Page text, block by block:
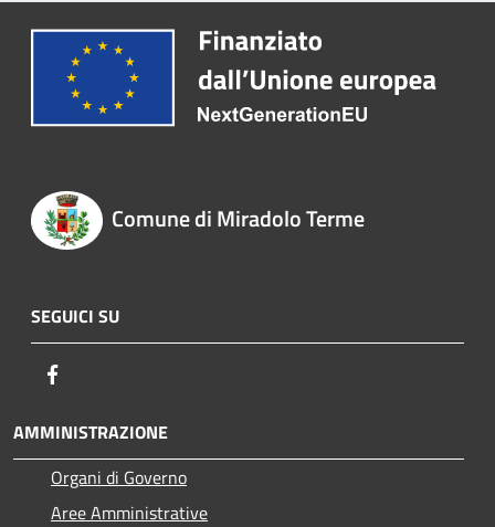
Comune di Miradolo Terme
SEGUICI SU
AMMINISTRAZIONE
Organi di Governo
Aree Amministrative